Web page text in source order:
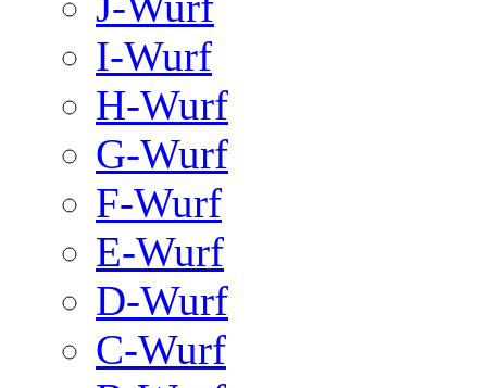
I-Wurf
H-Wurf
G-Wurf
F-Wurf
E-Wurf
D-Wurf
C-Wurf